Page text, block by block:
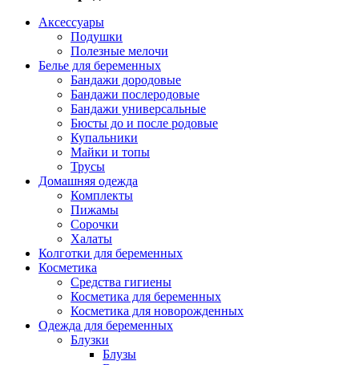
Аксессуары
Подушки
Полезные мелочи
Белье для беременных
Бандажи дородовые
Бандажи послеродовые
Бандажи универсальные
Бюсты до и после родовые
Купальники
Майки и топы
Трусы
Домашняя одежда
Комплекты
Пижамы
Сорочки
Халаты
Колготки для беременных
Косметика
Cредства гигиены
Косметика для беременных
Косметика для новорожденных
Одежда для беременных
Блузки
Блузы